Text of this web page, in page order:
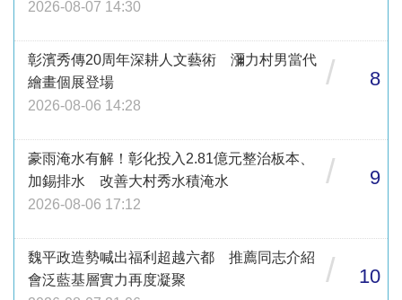
2026-08-07 14:30
彰濱秀傳20周年深耕人文藝術 瀰力村男當代
繪畫個展登場
2026-08-06 14:28
/ 8
豪雨淹水有解！彰化投入2.81億元整治板本、
加錫排水 改善大村秀水積淹水
2026-08-06 17:12
/ 9
魏平政造勢喊出福利超越六都 推薦同志介紹
會泛藍基層實力再度凝聚
/ 10